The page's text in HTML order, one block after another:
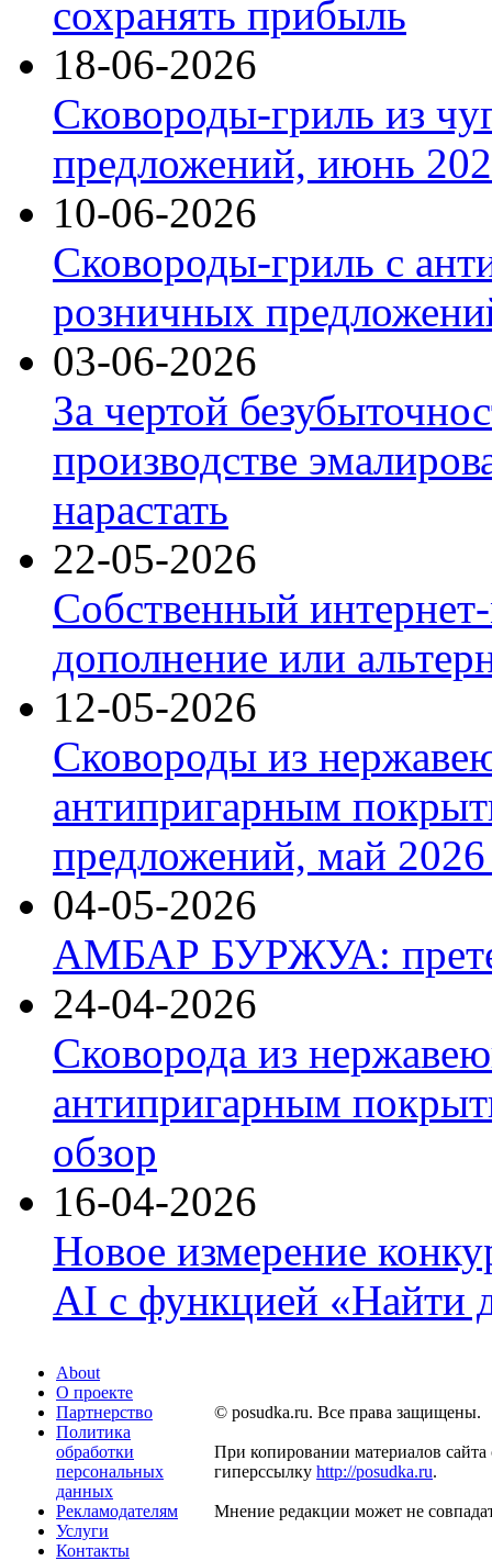
сохранять прибыль
18-06-2026
Сковороды-гриль из
предложений, июнь
10-06-2026
Сковороды-гриль с
розничных
03-06-2026
За чертой
производстве
нарастать
22-05-2026
Собственный
дополнение или
12-05-2026
Сковороды из
антипригарным
предложений, май 2026
04-05-2026
АМБАР БУРЖУА:
24-04-2026
Сковорода из
антипригарным
обзор
16-04-2026
Новое измерение
AI с функцией «Найти
About
О проекте
Партнерство
Политика
обработки
персональных
данных
Рекламодателям
Услуги
Контакты
© posudka.ru. Все права защищены.
При копировании материалов сайта
гиперссылку http://posudka.ru.
Мнение редакции может не